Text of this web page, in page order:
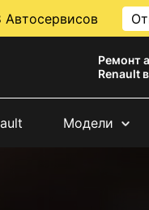
Автосервисов
Ремонт
Renault
Модели